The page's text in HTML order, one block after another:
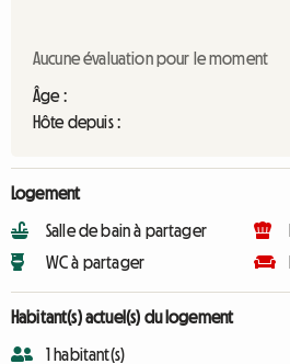
Aucune évaluation pour le moment
Âge :
Hôte depuis :
Logement
Salle de bain à partager
WC à partager
Habitant(s) actuel(s) du logement
1 habitant(s)